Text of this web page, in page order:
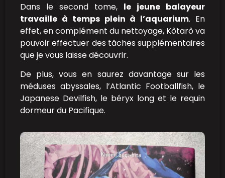
Dans le second tome, le jeune balayeur
travaille à temps plein à l’aquarium. En
effet, en complément du nettoyage, Kôtarô va
pouvoir effectuer des tâches supplémentaires
que je vous laisse découvrir.
De plus, vous en saurez davantage sur les
méduses abyssales, l’Atlantic Footballfish, le
Japanese Devilfish, le béryx long et le requin
dormeur du Pacifique.